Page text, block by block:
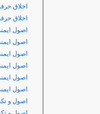
اخلاق
اخلاق
اصول
اصول
اصول
اصول
اصول
اصول
اصول و